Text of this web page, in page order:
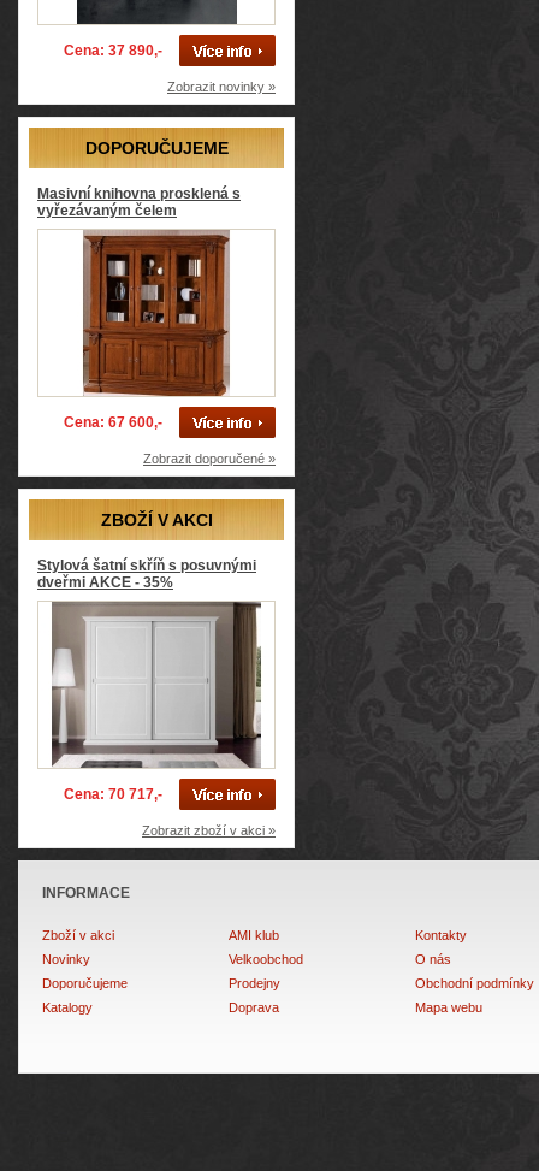
Cena: 37 890,-
Zobrazit novinky »
DOPORUČUJEME
Masivní knihovna prosklená s
vyřezávaným čelem
Cena: 67 600,-
Zobrazit doporučené »
ZBOŽÍ V AKCI
Stylová šatní skříň s posuvnými
dveřmi AKCE - 35%
Cena: 70 717,-
Zobrazit zboží v akci »
INFORMACE
Zboží v akci
Novinky
Doporučujeme
Katalogy
AMI klub
Velkoobchod
Prodejny
Doprava
Kontakty
O nás
Obchodní podmínky
Mapa webu